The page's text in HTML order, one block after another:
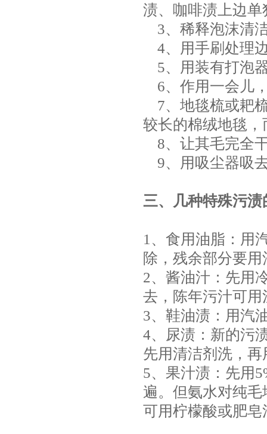
渍、咖啡渍上边单
3、稀释泡沫清
4、用手刷处理
5、用装有打泡
6、作用一会儿
7、地毯梳或耙
较长的棉绒地毯
8、让其毛完全
9、用吸尘器吸
三、几种特殊污
1、食用油脂：用
除，残余部分要
2、酱油汁：先用
去，陈年污汁可
3、鞋油渍：用汽
4、尿渍：新的污
先用清洁剂洗，
5、果汁渍：先用
遍。但氨水对纯
可用柠檬酸或肥